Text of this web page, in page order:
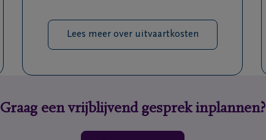
Lees meer over uitvaartkosten
Graag een vrijblijvend gesprek inplannen?